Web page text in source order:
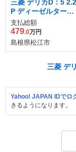
三菱 デリカD：5 2.2
P ディーゼルターボ
4WD
支払総額
479.0万円
島根県松江市
三菱 デ
Yahoo! JAPAN IDでロ
きるようになります。